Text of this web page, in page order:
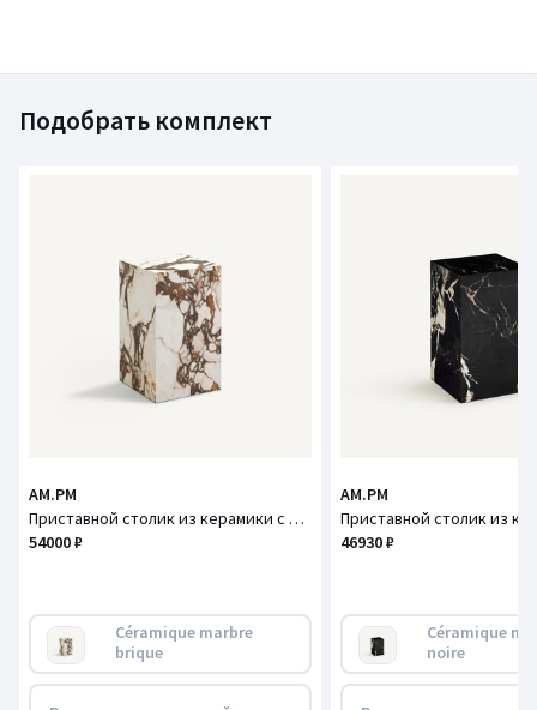
Подобрать комплект
AM.PM
Приставной столик из керамики с мраморным эффектом, ALCANA / АЛКАНА
54000 ₽
Céramique marbre
brique
AM.PM
46930 ₽
Céramique
noire